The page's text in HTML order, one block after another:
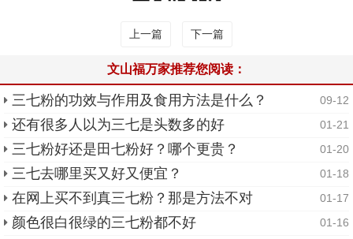
上一篇 下一篇
文山福万家推荐您阅读：
三七粉的功效与作用及食用方法是什么？ 09-12
还有很多人以为三七是头数多的好 01-21
三七粉好还是田七粉好？哪个更贵？ 01-20
三七去哪里买又好又便宜？ 01-18
在网上买不到真三七粉？那是方法不对 01-17
颜色很白很绿的三七粉都不好 01-16